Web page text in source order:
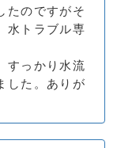
たのですがそ
水トラブル専
すっかり水流
した。ありが